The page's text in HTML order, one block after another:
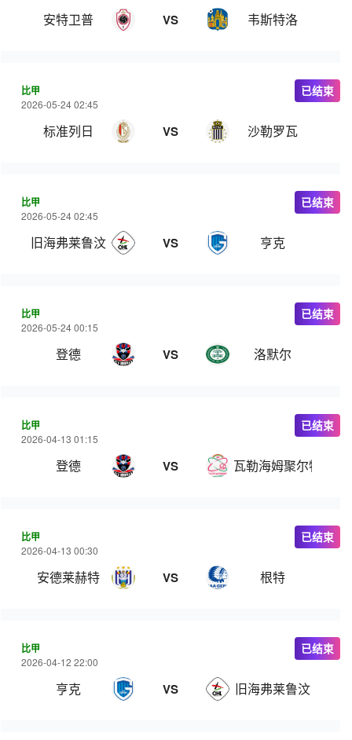
安特卫普 VS 韦斯特洛
比甲
2026-05-24 02:45
标准列日 VS 沙勒罗瓦
已结束
比甲
2026-05-24 02:45
旧海弗莱鲁汶 VS 亨克
已结束
比甲
2026-05-24 00:15
登德 VS 洛默尔
已结束
比甲
2026-04-13 01:15
登德 VS 瓦勒海姆聚尔特
已结束
比甲
2026-04-13 00:30
安德莱赫特 VS 根特
已结束
比甲
2026-04-12 22:00
亨克 VS 旧海弗莱鲁汶
已结束